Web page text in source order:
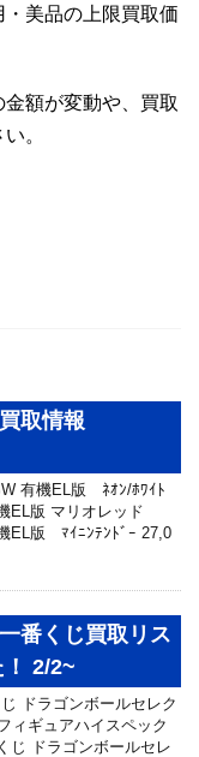
美品の上限買取価
額が変動や、買取
。
取情報
有機EL版 ﾈｵﾝ/ﾎﾜｲﾄ
EL版 マリオレッド
EL版 ﾏｲﾆﾝﾃﾝﾄﾞｰ 27,0
番くじ買取リス
！ 2/2~
ドラゴンボールセレク
ィギュアハイスペック
じ ドラゴンボールセレ